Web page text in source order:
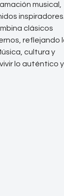
musical,
inspiradores.
clásicos
reflejando
cultura y
lo auténtico y